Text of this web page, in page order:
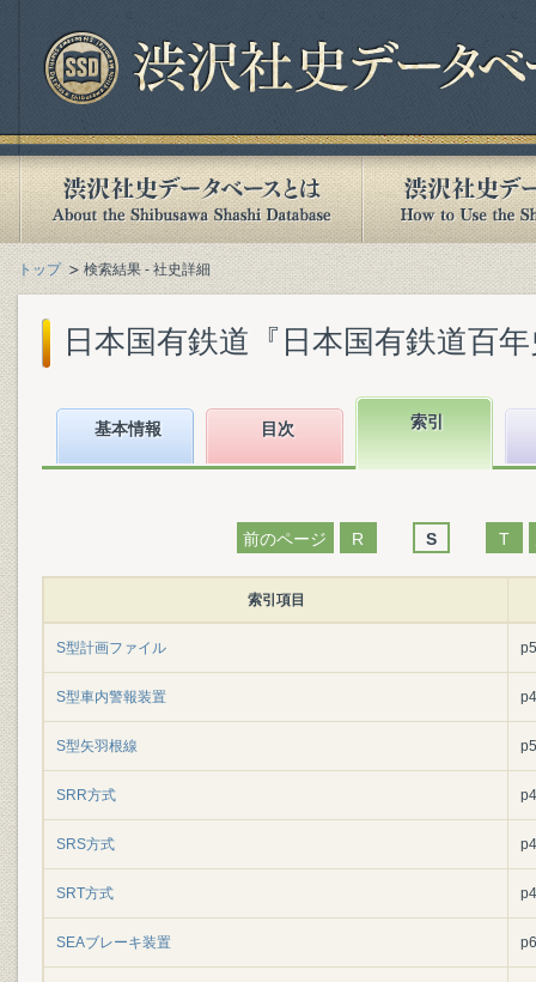
トップ 検索結果 - 社史詳細
日本国有鉄道『日本国有鉄道百
基本情報 目次 索引
前のページ R S T
索引項目
S型計画ファイル
S型車内警報装置
S型矢羽根線
SRR方式
SRS方式
SRT方式
SEAブレーキ装置